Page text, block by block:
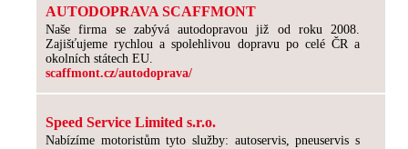
AUTODOPRAVA SCAFFMONT
Naše firma se zabývá autodopravou již od roku 2008.
Zajišťujeme rychlou a spolehlivou dopravu po celé ČR a
okolních státech EU.
scaffmont.cz/autodoprava/
Speed Service Limited s.r.o.
Nabízíme motoristům tyto služby: autoservis, pneuservis s